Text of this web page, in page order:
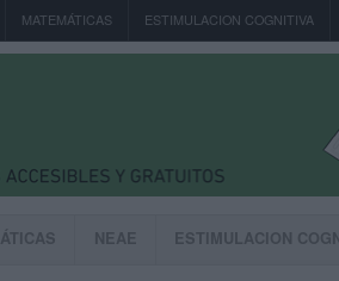
MATEMÁTICAS ESTIMULACION COGNITIVA
NEAE ESTIMULACION